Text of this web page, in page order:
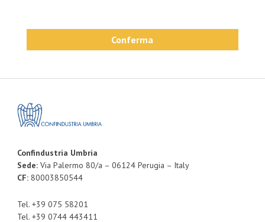
Conferma
Confindustria Umbria
Sede: Via Palermo 80/a – 06124 Perugia – Italy
CF: 80003850544
Tel. +39 075 58201
Tel. +39 0744 443411